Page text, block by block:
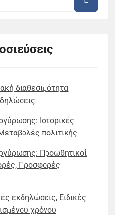
διαθεσιμότητα,
Ιστορικές
πολιτικής
Προωθητικοί
Προσφορές
εκδηλώσεις, Ειδικές
χρόνου